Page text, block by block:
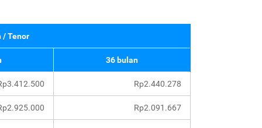
/ Tenor
36 bulan
Rp2.440.278
Rp2.091.667